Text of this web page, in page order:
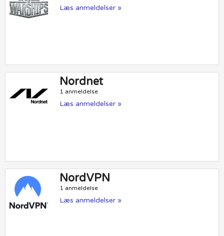
Læs anmeldelser »
Nordnet
1 anmeldelse
Læs anmeldelser »
NordVPN
1 anmeldelse
Læs anmeldelser »